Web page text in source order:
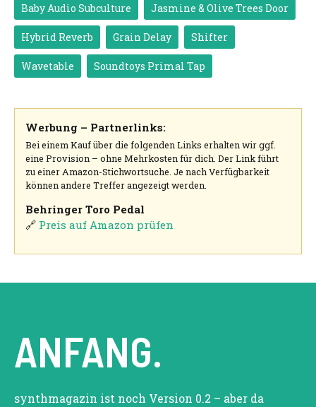
Baby Audio Subculture Jasmine & Olive Trees Door
Hybrid Reverb Grain Delay Shifter
Wavetable Soundtoys Primal Tap
Werbung – Partnerlinks:
Bei einem Kauf über die folgenden Links erhalten wir ggf.
eine Provision – ohne Mehrkosten für dich. Der Link führt
zu einer Amazon-Stichwortsuche. Je nach Verfügbarkeit
können andere Treffer angezeigt werden.
Behringer Toro Pedal
🔗 Preis auf Amazon prüfen
ANFANG.
synthmagazin ist noch Version 0.2 – aber da